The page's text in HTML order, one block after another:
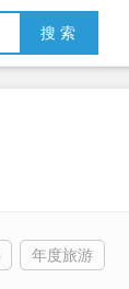
搜 索
年度旅游